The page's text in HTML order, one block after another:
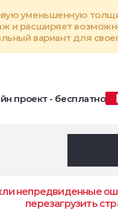
уменьшенную
и расширяет
вариант для
проект - бесплатно
непредвиденные
перезагрузить